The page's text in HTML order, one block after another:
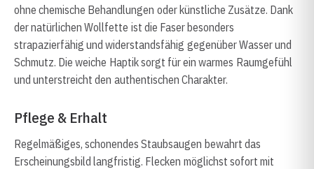
ohne chemische Behandlungen oder künstliche Zusätze. Dank
der natürlichen Wollfette ist die Faser besonders
strapazierfähig und widerstandsfähig gegenüber Wasser und
Schmutz. Die weiche Haptik sorgt für ein warmes Raumgefühl
und unterstreicht den authentischen Charakter.
Pflege & Erhalt
Regelmäßiges, schonendes Staubsaugen bewahrt das
Erscheinungsbild langfristig. Flecken möglichst sofort mit